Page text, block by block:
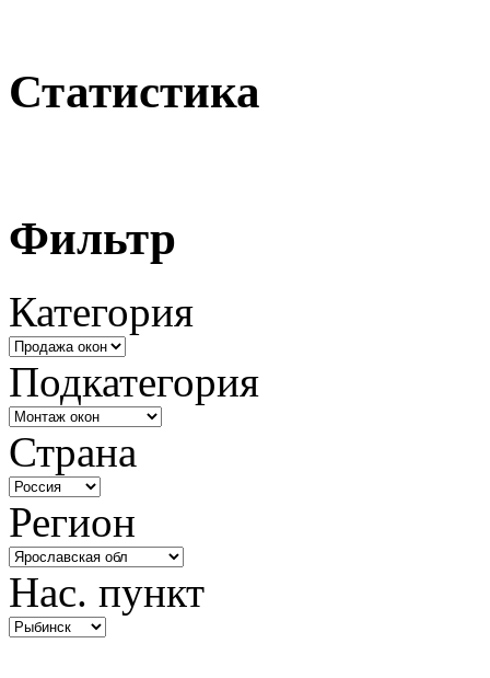
Статистика
Фильтр
Категория
Подкатегория
Страна
Регион
Нас. пункт